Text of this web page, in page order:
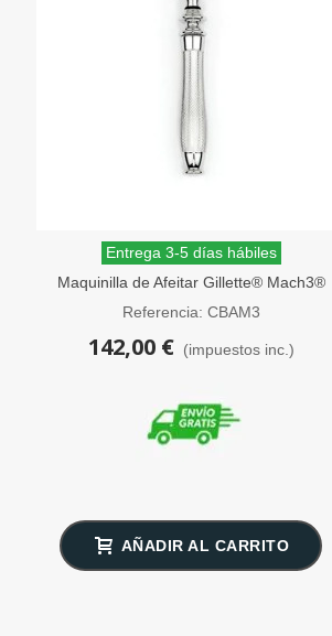
Entrega 3-5 días hábiles
Maquinilla de Afeitar Gillette® Mach3®
Chatsworth Barley Edwin Jagger
Referencia: CBAM3
142,00 € (impuestos inc.)
AÑADIR AL CARRITO